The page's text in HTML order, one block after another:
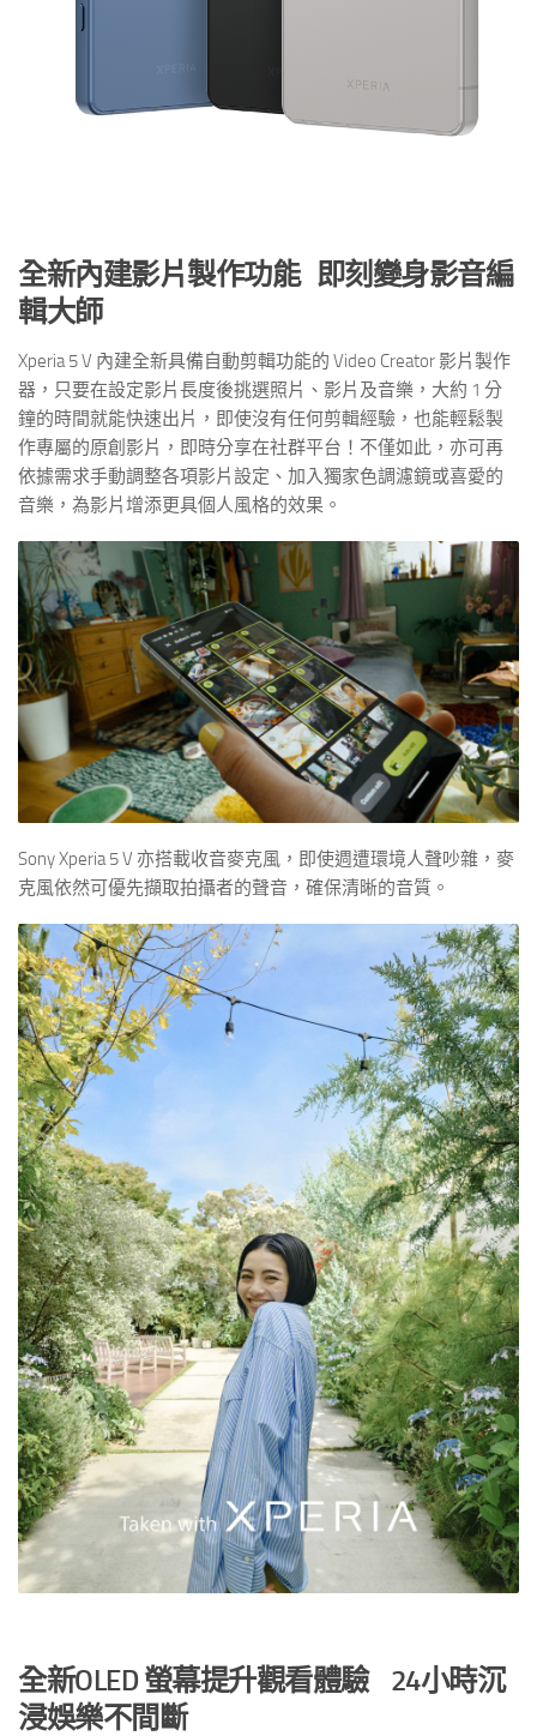
全新內建影片製作功能 即刻變身影音編
輯大師
Xperia 5 V 內建全新具備自動剪輯功能的 Video Creator 影片製作
器，只要在設定影片長度後挑選照片、影片及音樂，大約 1 分
鐘的時間就能快速出片，即使沒有任何剪輯經驗，也能輕鬆製
作專屬的原創影片，即時分享在社群平台！不僅如此，亦可再
依據需求手動調整各項影片設定、加入獨家色調濾鏡或喜愛的
音樂，為影片增添更具個人風格的效果。
Sony Xperia 5 V 亦搭載收音麥克風，即使週遭環境人聲吵雜，麥
克風依然可優先擷取拍攝者的聲音，確保清晰的音質。
全新OLED螢幕提升觀看體驗24小時沉
浸娛樂不間斷